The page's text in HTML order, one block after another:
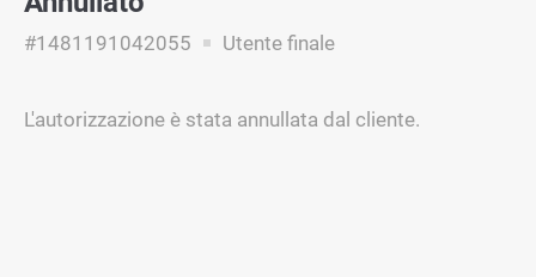
#1481191042055 Utente finale
L'autorizzazione è stata annullata dal cliente.